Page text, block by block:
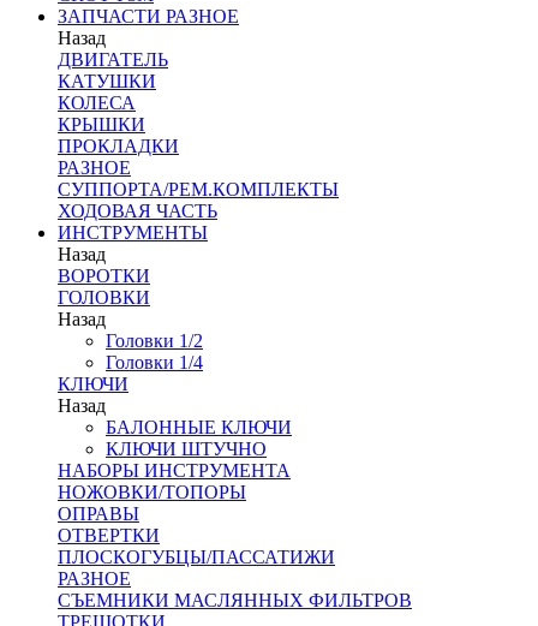
ЗАПЧАСТИ РАЗНОЕ
Назад
ДВИГАТЕЛЬ
КАТУШКИ
КОЛЕСА
КРЫШКИ
ПРОКЛАДКИ
РАЗНОЕ
СУППОРТА/РЕМ.КОМПЛЕКТЫ
ХОДОВАЯ ЧАСТЬ
ИНСТРУМЕНТЫ
Назад
ВОРОТКИ
ГОЛОВКИ
Назад
Головки 1/2
Головки 1/4
КЛЮЧИ
Назад
БАЛОННЫЕ КЛЮЧИ
КЛЮЧИ ШТУЧНО
НАБОРЫ ИНСТРУМЕНТА
НОЖОВКИ/ТОПОРЫ
ОПРАВЫ
ОТВЕРТКИ
ПЛОСКОГУБЦЫ/ПАССАТИЖИ
РАЗНОЕ
СЪЕМНИКИ МАСЛЯННЫХ ФИЛЬТРОВ
ТРЕЩОТКИ